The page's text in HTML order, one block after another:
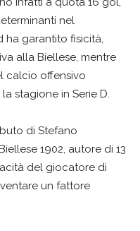
nel
ha garantito fisicità,
alla Biellese, mentre
calcio offensivo
stagione in Serie D.
di Stefano
1902, autore di 13
del giocatore di
un fattore